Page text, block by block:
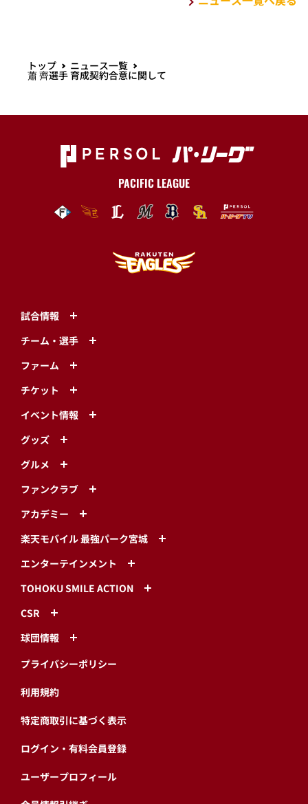
トップ ニュース一覧
蕭 齊選手 育成契約合意に関して
PACIFIC LEAGUE
試合情報
チーム・選手
ファーム
チケット
イベント情報
グッズ
グルメ
ファンクラブ
アカデミー
楽天モバイル 最強パーク宮城
エンターテインメント
TOHOKU SMILE ACTION
CSR
球団情報
プライバシーポリシー
利用規約
特定商取引に基づく表示
ログイン・有料会員登録
ユーザープロフィール